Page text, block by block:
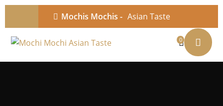
Mochis Mochis - Asian Taste
0